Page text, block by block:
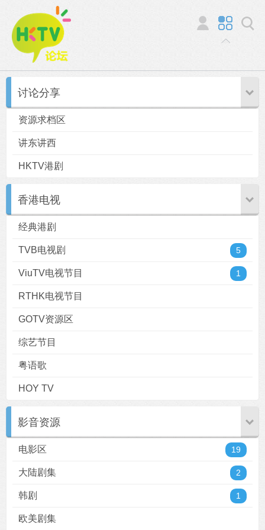
讨论分享
资源求档区
讲东讲西
HKTV港剧
香港电视
经典港剧
5
TVB电视剧
1
ViuTV电视节目
RTHK电视节目
GOTV资源区
综艺节目
粤语歌
HOY TV
影音资源
19
电影区
2
大陆剧集
1
韩剧
欧美剧集